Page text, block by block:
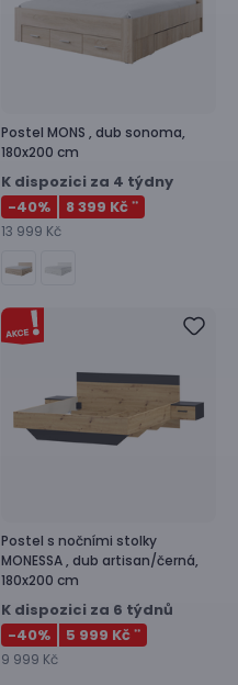
Postel MONS , dub sonoma,
180x200 cm
K dispozici za 4 týdny
-40% 8 399 Kč **
13 999 Kč
Postel s nočními stolky
MONESSA , dub artisan/černá,
180x200 cm
K dispozici za 6 týdnů
-40% 5 999 Kč **
9 999 Kč